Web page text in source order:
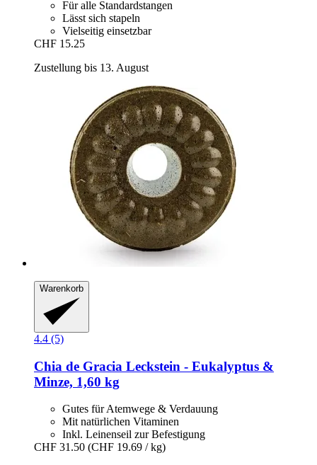
Für alle Standardstangen
Lässt sich stapeln
Vielseitig einsetzbar
CHF 15.25
Zustellung bis 13. August
Warenkorb
4.4 (5)
Chia de Gracia Leckstein -​ Eukalyptus &
Minze, 1,60 kg
Gutes für Atemwege & Verdauung
Mit natürlichen Vitaminen
Inkl. Leinenseil zur Befestigung
CHF 31.50 (CHF 19.69 / kg)